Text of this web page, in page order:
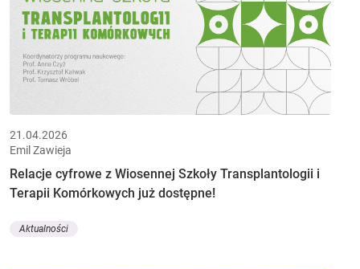
21.04.2026
Emil Zawieja
Relacje cyfrowe z Wiosennej Szkoły Transplantologii i
Terapii Komórkowych już dostępne!
Aktualności